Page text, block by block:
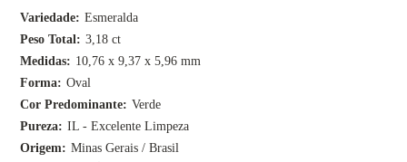
Variedade
Esmeralda
Peso Total
3,18 ct
Medidas
10,76 x 9,37 x 5,96 mm
Forma
Oval
Cor Predominante
Verde
Pureza
IL - Excelente Limpeza
Origem
Minas Gerais / Brasil